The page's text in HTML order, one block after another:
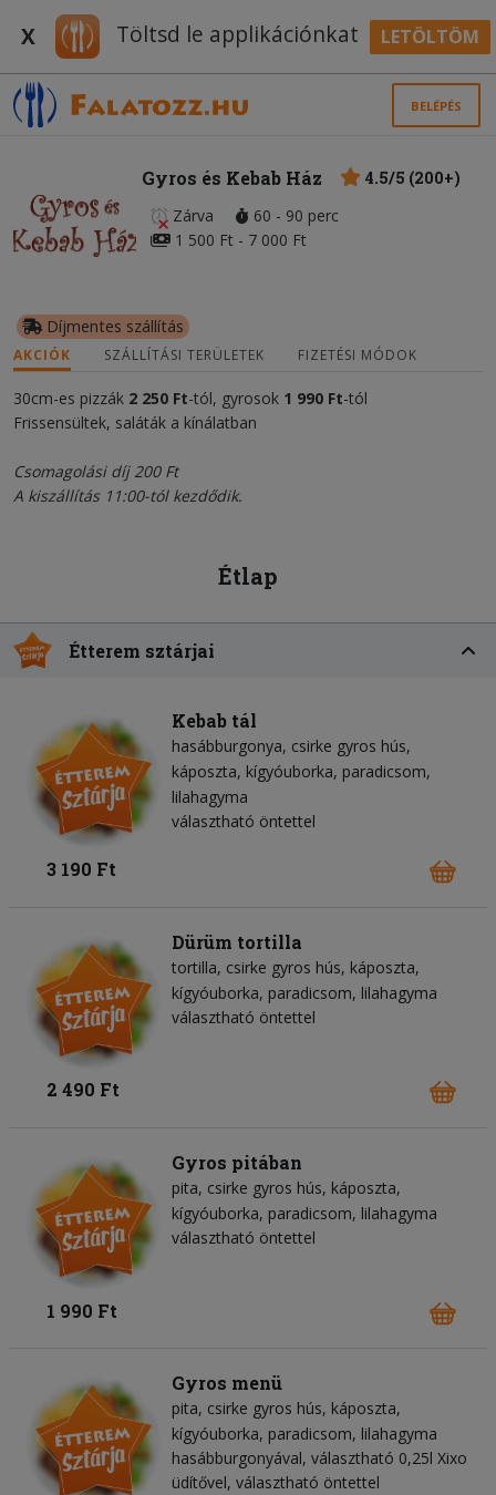
X Töltsd le applikációnkat LETÖLTÖM
BELÉPÉS
Gyros és Kebab Ház
4.5/5 (200+)
Zárva
60 - 90 perc
1 500 Ft - 7 000 Ft
Díjmentes szállítás
AKCIÓK SZÁLLÍTÁSI TERÜLETEK FIZETÉSI MÓDOK
30cm-es pizzák 2 250 Ft-tól, gyrosok 1 990 Ft-tól
Frissensültek, saláták a kínálatban
Csomagolási díj 200 Ft
A kiszállítás 11:00-tól kezdődik.
Étlap
Étterem sztárjai
Kebab tál
hasábburgonya csirke gyros hús
káposzta kígyóuborka paradicsom
lilahagyma
választható öntettel
3 190 Ft
Dürüm tortilla
tortilla csirke gyros hús káposzta
kígyóuborka paradicsom lilahagyma
választható öntettel
2 490 Ft
Gyros pitában
pita csirke gyros hús káposzta
kígyóuborka paradicsom lilahagyma
választható öntettel
1 990 Ft
Gyros menü
pita csirke gyros hús káposzta
kígyóuborka paradicsom lilahagyma
hasábburgonyával, választható 0,25l Xixo
üdítővel, választható öntettel